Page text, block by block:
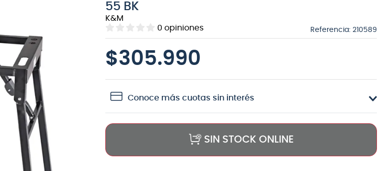
55 BK
K&M
0 opiniones Referencia: 210589
$305.990
Conoce más cuotas sin interés
SIN STOCK ONLINE